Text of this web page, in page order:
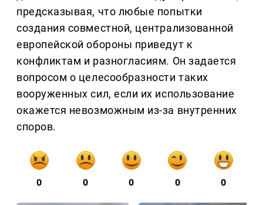
предсказывая, что любые попытки
создания совместной, централизованной
европейской обороны приведут к
конфликтам и разногласиям. Он задается
вопросом о целесообразности таких
вооруженных сил, если их использование
окажется невозможным из-за внутренних
споров.
0 0 0 0 0